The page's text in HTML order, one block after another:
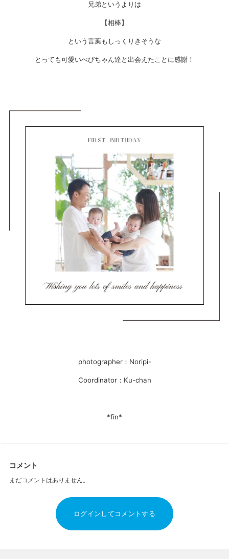
兄弟というよりは
【相棒】
という言葉もしっくりきそうな
とっても可愛いべびちゃん達と出会えたことに感謝！
photographer：Noripi-
Coordinator：Ku-chan
*fin*
コメント
まだコメントはありません。
ログインしてコメントする